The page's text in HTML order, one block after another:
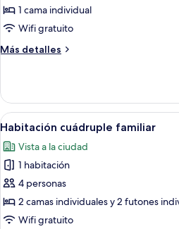
guest;
pay
on
apply
from
guest;
de
Habitación
básica
con
cama
matrimonial
o
2
individuales
1 cama individual
Wifi gratuito
Más detalles
Más
básica
con
1
matrimonial
o
individuales
Abrir
todas
las
fotos
de
Habitación
cuádruple
9
Habitación cuádruple familiar
Vista a la ciudad
1 habitación
4 personas
2 camas individuales y 2 futones
Wifi gratuito